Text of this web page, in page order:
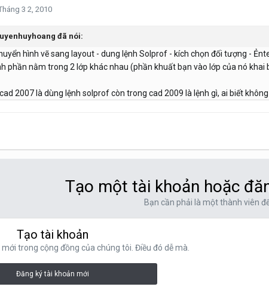
3 2, 2010
đã nói:
hình vẽ sang layout - dung lệnh Solprof - kích chọn đối tượng -
phần nằm trong 2 lớp khác nhau (phần khuất bạn vào lớp của nó khai
2007 là dùng lệnh solprof còn trong cad 2009 là lệnh gì, ai biết không
Tạo một tài khoản hoặc
Bạn cần phải là một thành viên
Tạo tài khoản
trong cộng đồng của chúng tôi. Điều đó dễ mà.
Đăng ký tài khoản mới